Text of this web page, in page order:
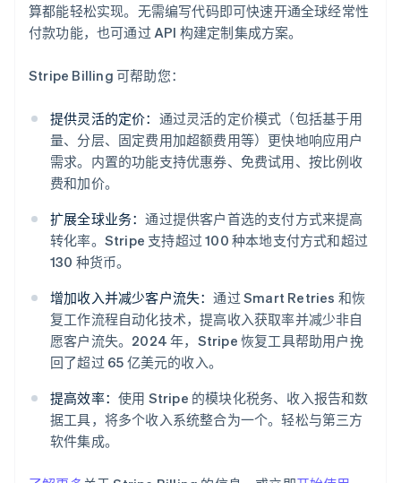
算都能轻松实现。无需编写代码即可快速开通全球经常性
付款功能，也可通过 API 构建定制集成方案。
Stripe Billing 可帮助您：
提供灵活的定价： 通过灵活的定价模式（包括基于用
量、分层、固定费用加超额费用等）更快地响应用户
需求。内置的功能支持优惠券、免费试用、按比例收
费和加价。
扩展全球业务：通过提供客户首选的支付方式来提高
转化率。Stripe 支持超过 100 种本地支付方式和超过
130 种货币。
增加收入并减少客户流失：通过 Smart Retries 和恢
复工作流程自动化技术，提高收入获取率并减少非自
愿客户流失。2024 年，Stripe 恢复工具帮助用户挽
回了超过 65 亿美元的收入。
提高效率： 使用 Stripe 的模块化税务、收入报告和数
据工具，将多个收入系统整合为一个。轻松与第三方
软件集成。
阿联酋
爱尔兰
English
爱沙尼亚
English
奥地利
澳大利亚
English
巴西
保加利亚